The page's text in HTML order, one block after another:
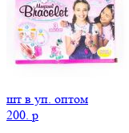
шт в уп. оптом
200. p